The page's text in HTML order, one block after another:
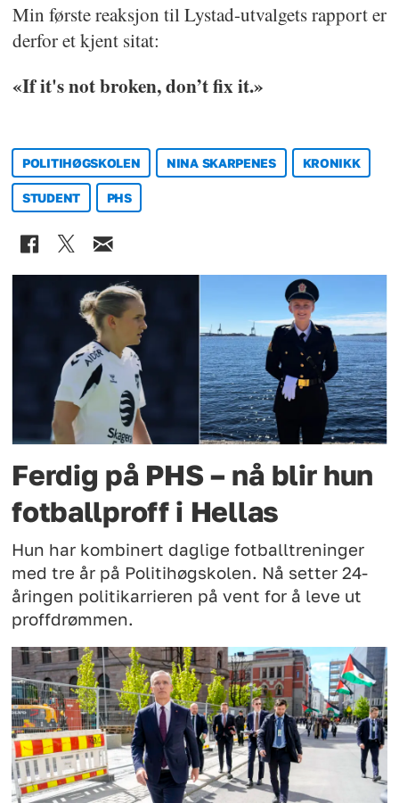
Min første reaksjon til Lystad-utvalgets rapport er
derfor et kjent sitat:
«If it's not broken, don’t fix it.»
POLITIHØGSKOLEN NINA SKARPENES KRONIKK
STUDENT PHS
Ferdig på PHS – nå blir hun
fotballproff i Hellas
Hun har kombinert daglige fotballtreninger
med tre år på Politihøgskolen. Nå setter 24-
åringen politikarrieren på vent for å leve ut
proffdrømmen.